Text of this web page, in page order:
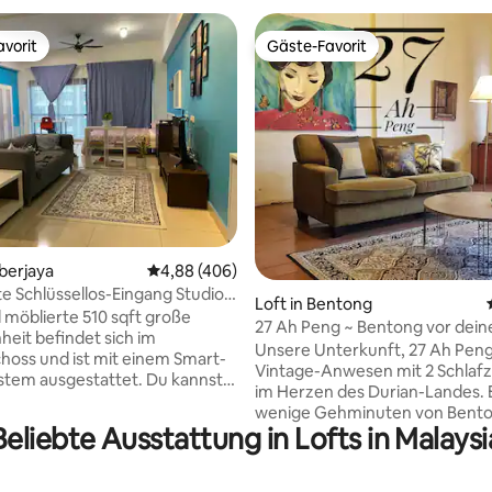
4,88 von 5, 152 Bewertungen
Durchschnittliche Bewertung: 4,88 von 5,
4,88 (406)
Schlüssellos-Eingang Studio-
HYVE SoHo
möblierte 510 sqft große
befindet sich im
und ist mit einem Smart-
ausgestattet. Du kannst
Zusätzlicher Rabatt für
ab 2 Nächten. Nahe
Gäste-Favorit
Gäste-Favorit
Loft in Bentong
27 Ah Peng ~ Bentong vor
Haustür
Unsere Unterkunft, 27 Ah
Vintage-Anwesen mit 2
im Herzen des Durian-Landes. Es ist nur
wenige Gehminuten von
bestem Essen entfernt, und
schillernde Chamang-
Ausstattung in Lofts in